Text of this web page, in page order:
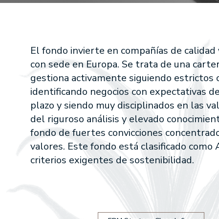
RENTA VARIABLE
EDM International
EDM International
EDM International
Fund
EDM International
EDM International
EDM Renta
EDM International
Global
El fondo invierte en compañías de
con sede en Europa. Se trata de una
gestiona activamente siguiendo estrictos
identificando negocios con expectativas
plazo y siendo muy disciplinados en las
del riguroso análisis y elevado
fondo de fuertes convicciones
valores. Este fondo está clasificado
criterios exigentes de sostenibilidad.